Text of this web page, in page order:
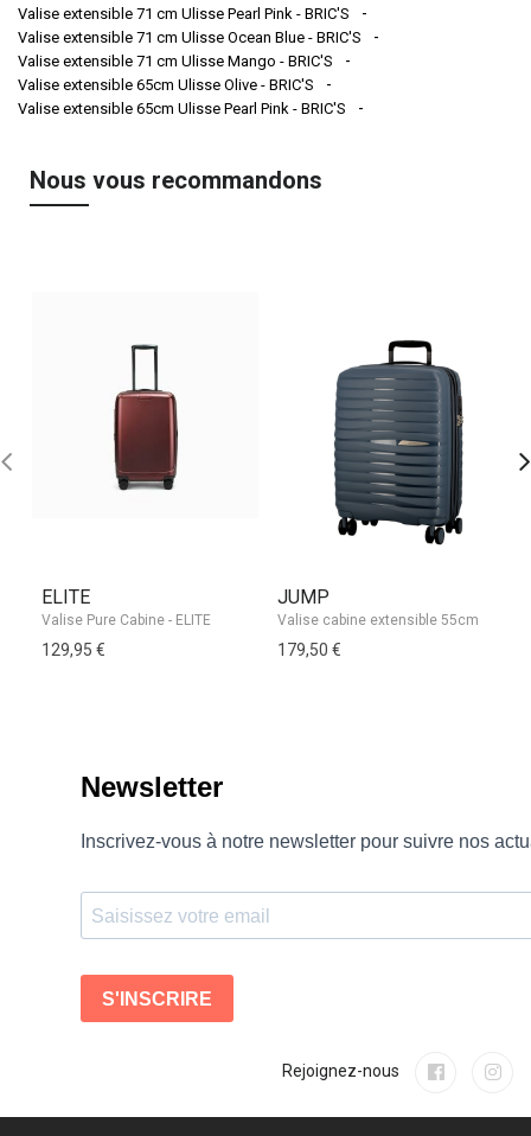
Valise extensible 71 cm Ulisse Pearl Pink - BRIC'S
Valise extensible 71 cm Ulisse Ocean Blue - BRIC'S
Valise extensible 71 cm Ulisse Mango - BRIC'S
Valise extensible 65cm Ulisse Olive - BRIC'S
Valise extensible 65cm Ulisse Pearl Pink - BRIC'S
Nous vous recommandons
ELITE
Valise Pure Cabine - ELITE
129,95 €
JUMP
179,50 €
Rejoignez-nous